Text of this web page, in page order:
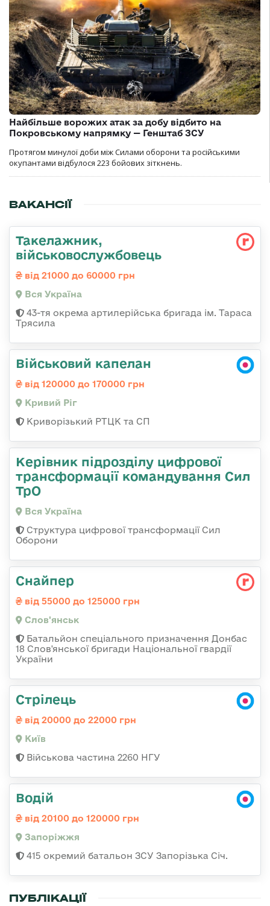
Найбільше ворожих атак за добу відбито на
Покровському напрямку — Генштаб ЗСУ
Протягом минулої доби між Силами оборони та російськими
окупантами відбулося 223 бойових зіткнень.
ВАКАНСІЇ
Такелажник,
військовослужбовець
від 21000 до 60000 грн
Вся Україна
43-тя окрема артилерійська бригада ім. Тараса
Трясила
Військовий капелан
від 120000 до 170000 грн
Кривий Ріг
Криворізький РТЦК та СП
Керівник підрозділу цифрової
трансформації командування Сил
ТрО
Вся Україна
Структура цифрової трансформації Сил
Оборони
Снайпер
від 55000 до 125000 грн
Слов'янськ
Батальйон спеціального призначення Донбас
18 Слов'янської бригади Національної гвардії
України
Стрілець
від 20000 до 22000 грн
Київ
Військова частина 2260 НГУ
Водій
від 20100 до 120000 грн
Запоріжжя
415 окремий батальон ЗСУ Запорізька Січ.
ПУБЛІКАЦІЇ